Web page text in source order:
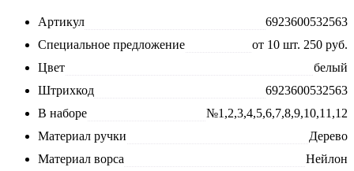
Артикул
6923600532563
Специальное предложение
от 10 шт. 250 руб.
Цвет
белый
Штрихкод
6923600532563
В наборе
№1,2,3,4,5,6,7,8,9,10,11,12
Материал ручки
Дерево
Материал ворса
Нейлон